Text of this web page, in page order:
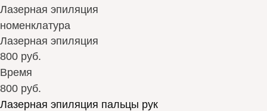
Лазерная эпиляция
номенклатура
Лазерная эпиляция
800 руб.
Время
800 руб.
Лазерная эпиляция пальцы рук